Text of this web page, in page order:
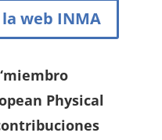
web INMA
Physical